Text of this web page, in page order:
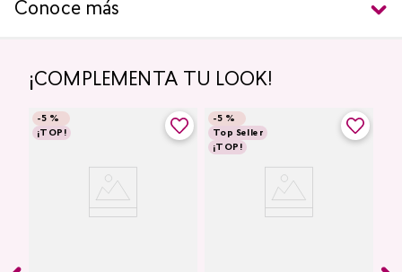
Conoce más
¡COMPLEMENTA TU LOOK!
-5 %
¡TOP!
-5 %
Top Seller
¡TOP!